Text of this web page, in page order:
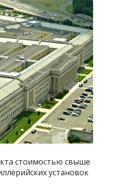
стоимостью свыше
установок